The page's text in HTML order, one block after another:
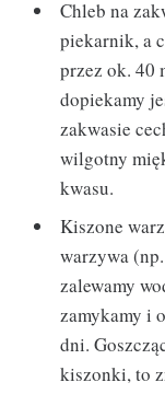
Chleb na
piekarnik, a
przez ok. 40
dopiekamy
zakwasie
wilgotny
kwasu.
Kiszone
warzywa
zalewamy
zamykamy i
dni.
kiszonki, to